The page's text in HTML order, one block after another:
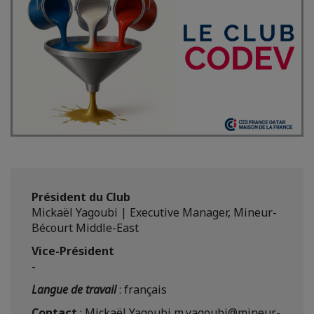
Président du Club
Mickaël Yagoubi | Executive Manager, Mineur-
Bécourt Middle-East
Vice-Président
-
Langue de travail: français